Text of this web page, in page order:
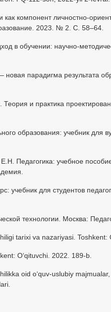
компонент личностно-
2023. № 2. С. 58–64.
в обучении: научно-
парадигма результата
и практика
образования: учебник для
Педагогика: учебное
учебник для студентов
технологии. Москва:
tarixi va nazariyasi. Toshkent:
Oʻqituvchi. 2022. 189-b.
oid oʻquv-uslubiy